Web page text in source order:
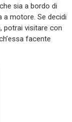
sia a bordo di
a motore. Se decidi
potrai visitare con
facente